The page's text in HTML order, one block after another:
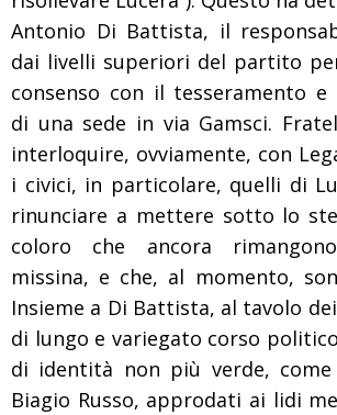
Antonio Di Battista, il
dai livelli superiori del partito
consenso con il tesseramento e
di una sede in via Gamsci.
interloquire, ovviamente, con
i civici, in particolare, quelli di
rinunciare a mettere sotto lo
coloro che ancora
missina, e che, al momento,
Insieme a Di Battista, al tavolo
di lungo e variegato corso
di identità non più verde,
Biagio Russo, approdati ai lidi